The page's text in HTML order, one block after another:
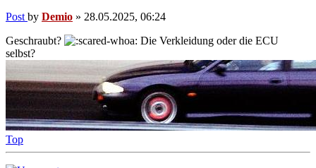
Post by Demio » 28.05.2025, 06:24
Geschraubt?
Die Verkleidung oder die ECU
selbst?
Top